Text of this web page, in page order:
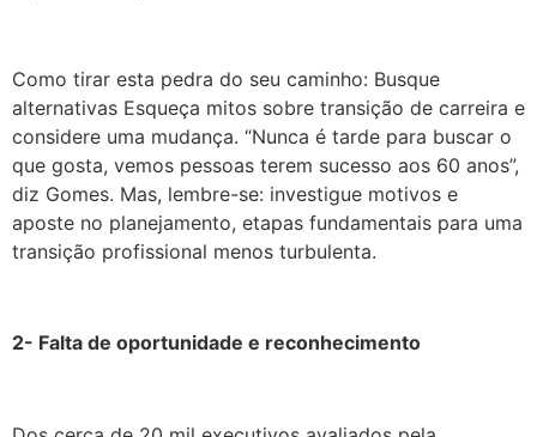
Como tirar esta pedra do seu caminho: Busque
alternativas Esqueça mitos sobre transição de carreira e
considere uma mudança. “Nunca é tarde para buscar o
que gosta, vemos pessoas terem sucesso aos 60 anos”,
diz Gomes. Mas, lembre-se: investigue motivos e
aposte no planejamento, etapas fundamentais para uma
transição profissional menos turbulenta.
2- Falta de oportunidade e reconhecimento